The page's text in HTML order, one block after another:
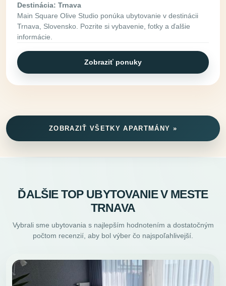
Destinácia: Trnava
Main Square Olive Studio ponúka ubytovanie v destinácii
Trnava, Slovensko. Pozrite si vybavenie, fotky a ďalšie
informácie.
Zobraziť ponuky
ZOBRAZIŤ VŠETKY APARTMÁNY »
ĎALŠIE TOP UBYTOVANIE V MESTE
TRNAVA
Vybrali sme ubytovania s najlepším hodnotením a dostatočným
počtom recenzií, aby bol výber čo najspoľahlivejší.